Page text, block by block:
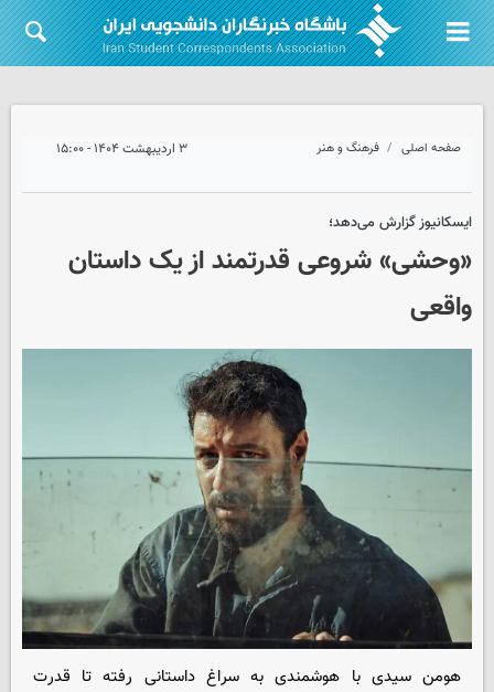
صفحه اصلی فرهنگ و هنر ۳ اردیبهشت ۱۴۰۴ - ۱۵:۰۰
ایسکانیوز گزارش می‌دهد؛
«وحشی» شروعی قدرتمند از یک داستان
واقعی
هومن سیدی با هوشمندی به سراغ داستانی رفته تا قدرت